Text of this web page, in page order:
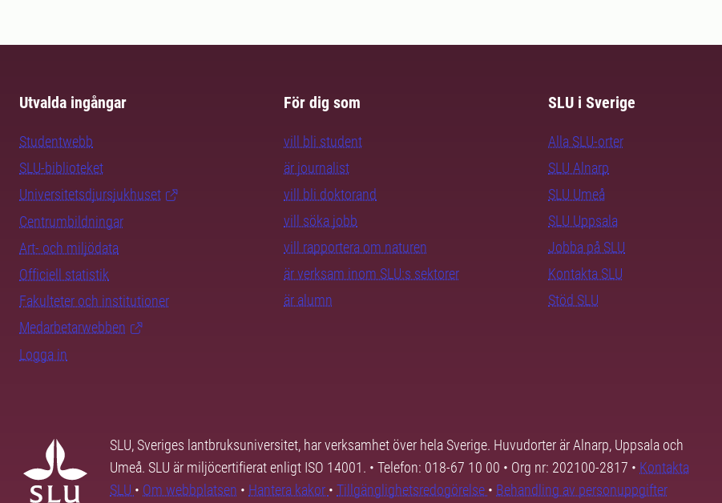
Utvalda ingångar
Studentwebb
SLU-biblioteket
Universitetsdjursjukhuset
Centrumbildningar
Art- och miljödata
Officiell statistik
Fakulteter och institutioner
Medarbetarwebben
Logga in
För dig som
vill bli student
är journalist
vill bli doktorand
vill söka jobb
vill rapportera om naturen
är verksam inom SLU:s sektorer
är alumn
SLU i Sverige
Alla SLU-orter
SLU Alnarp
SLU Umeå
SLU Uppsala
Jobba på SLU
Kontakta SLU
Stöd SLU
SLU, Sveriges lantbruksuniversitet, har verksamhet över hela Sverige. Huvudorter är Alnarp, Uppsala och
Umeå. SLU är miljöcertifierat enligt ISO 14001. • Telefon: 018-67 10 00 • Org nr: 202100-2817 • Kontakta
SLU • Om webbplatsen • Hantera kakor • Tillgänglighetsredogörelse • Behandling av personuppgifter